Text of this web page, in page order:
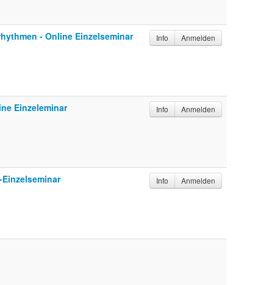
- Online Einzelseminar
Info Anmelden
Einzeleminar
Info Anmelden
Info Anmelden